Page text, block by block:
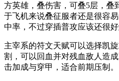
方英雄，叠伤害，可叠5层，叠
于飞机来说叠征服者还是很容
中率，不过穿插普攻应该还很好
主宰系的符文天赋可以选择凯
割，可以回血并对残血敌人造
击加成与穿甲，适合前期压制。